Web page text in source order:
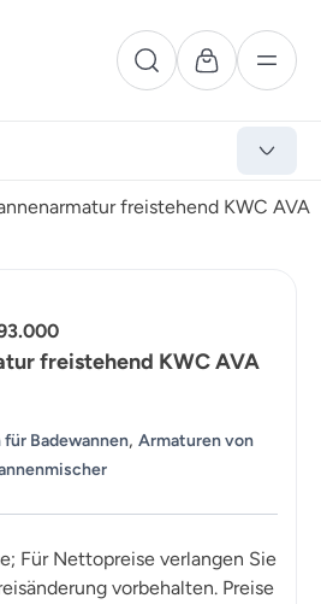
freistehend KWC AVA
freistehend KWC AVA
Badewannen, Armaturen von
Für Nettopreise verlangen Sie
vorbehalten. Preise